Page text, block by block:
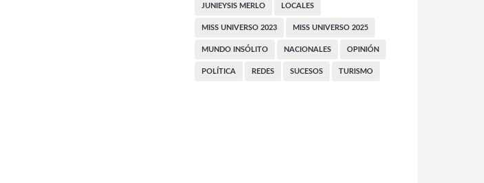
JUNIEYSIS MERLO LOCALES
MISS UNIVERSO 2023 MISS UNIVERSO 2025
MUNDO INSÓLITO NACIONALES OPINIÓN
POLÍTICA REDES SUCESOS TURISMO